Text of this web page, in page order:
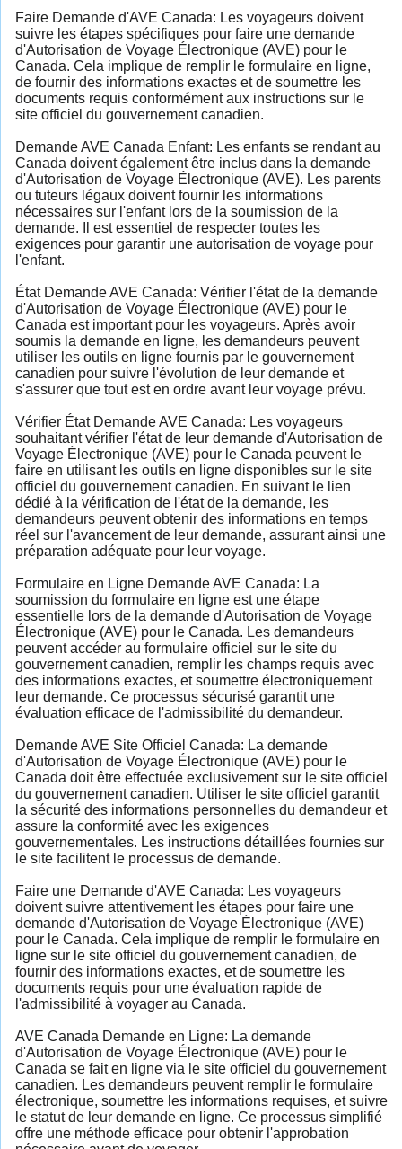
Faire Demande d'AVE Canada: Les voyageurs doivent
suivre les étapes spécifiques pour faire une demande
d'Autorisation de Voyage Électronique (AVE) pour le
Canada. Cela implique de remplir le formulaire en ligne,
de fournir des informations exactes et de soumettre les
documents requis conformément aux instructions sur le
site officiel du gouvernement canadien.
Demande AVE Canada Enfant: Les enfants se rendant au
Canada doivent également être inclus dans la demande
d'Autorisation de Voyage Électronique (AVE). Les parents
ou tuteurs légaux doivent fournir les informations
nécessaires sur l'enfant lors de la soumission de la
demande. Il est essentiel de respecter toutes les
exigences pour garantir une autorisation de voyage pour
l'enfant.
État Demande AVE Canada: Vérifier l'état de la demande
d'Autorisation de Voyage Électronique (AVE) pour le
Canada est important pour les voyageurs. Après avoir
soumis la demande en ligne, les demandeurs peuvent
utiliser les outils en ligne fournis par le gouvernement
canadien pour suivre l'évolution de leur demande et
s'assurer que tout est en ordre avant leur voyage prévu.
Vérifier État Demande AVE Canada: Les voyageurs
souhaitant vérifier l'état de leur demande d'Autorisation de
Voyage Électronique (AVE) pour le Canada peuvent le
faire en utilisant les outils en ligne disponibles sur le site
officiel du gouvernement canadien. En suivant le lien
dédié à la vérification de l'état de la demande, les
demandeurs peuvent obtenir des informations en temps
réel sur l'avancement de leur demande, assurant ainsi une
préparation adéquate pour leur voyage.
Formulaire en Ligne Demande AVE Canada: La
soumission du formulaire en ligne est une étape
essentielle lors de la demande d'Autorisation de Voyage
Électronique (AVE) pour le Canada. Les demandeurs
peuvent accéder au formulaire officiel sur le site du
gouvernement canadien, remplir les champs requis avec
des informations exactes, et soumettre électroniquement
leur demande. Ce processus sécurisé garantit une
évaluation efficace de l'admissibilité du demandeur.
Demande AVE Site Officiel Canada: La demande
d'Autorisation de Voyage Électronique (AVE) pour le
Canada doit être effectuée exclusivement sur le site officiel
du gouvernement canadien. Utiliser le site officiel garantit
la sécurité des informations personnelles du demandeur et
assure la conformité avec les exigences
gouvernementales. Les instructions détaillées fournies sur
le site facilitent le processus de demande.
Faire une Demande d'AVE Canada: Les voyageurs
doivent suivre attentivement les étapes pour faire une
demande d'Autorisation de Voyage Électronique (AVE)
pour le Canada. Cela implique de remplir le formulaire en
ligne sur le site officiel du gouvernement canadien, de
fournir des informations exactes, et de soumettre les
documents requis pour une évaluation rapide de
l'admissibilité à voyager au Canada.
AVE Canada Demande en Ligne: La demande
d'Autorisation de Voyage Électronique (AVE) pour le
Canada se fait en ligne via le site officiel du gouvernement
canadien. Les demandeurs peuvent remplir le formulaire
électronique, soumettre les informations requises, et suivre
le statut de leur demande en ligne. Ce processus simplifié
offre une méthode efficace pour obtenir l'approbation